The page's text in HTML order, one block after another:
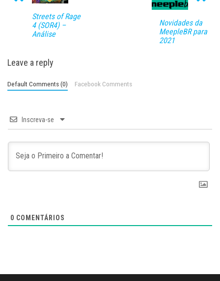
Streets of Rage
4 (SOR4) –
Análise
Novidades da
MeepleBR para
2021
Leave a reply
Default Comments (0) Facebook Comments
Inscreva-se
0 COMENTÁRIOS